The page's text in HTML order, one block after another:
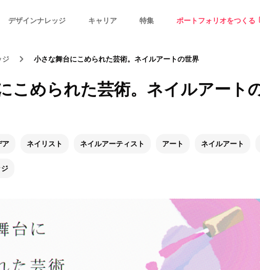
デザインナレッジ キャリア 特集 ポートフォリオをつくる
ジ 小さな舞台にこめられた芸術。ネイルアートの世界
こめられた芸術。ネイルアート
ア ネイリスト ネイルアーティスト アート ネイルアート